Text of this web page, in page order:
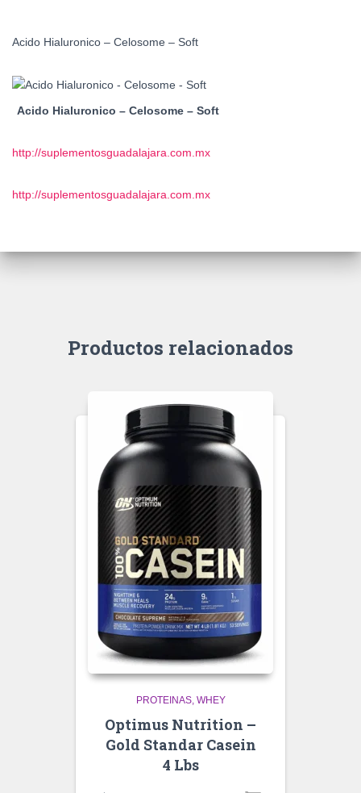
Acido Hialuronico – Celosome – Soft
Acido Hialuronico – Celosome – Soft
http://suplementosguadalajara.com.mx
http://suplementosguadalajara.com.mx
Productos relacionados
PROTEINAS WHEY
Optimus Nutrition –
Gold Standar Casein
4 Lbs